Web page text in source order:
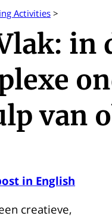
Activities >
in
van
in English
creatieve,